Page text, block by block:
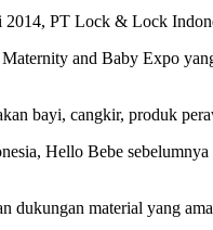
PT Lock & Lock
and Baby Expo
bayi, cangkir, produk
Hello Bebe sebelumnya
dukungan material yang